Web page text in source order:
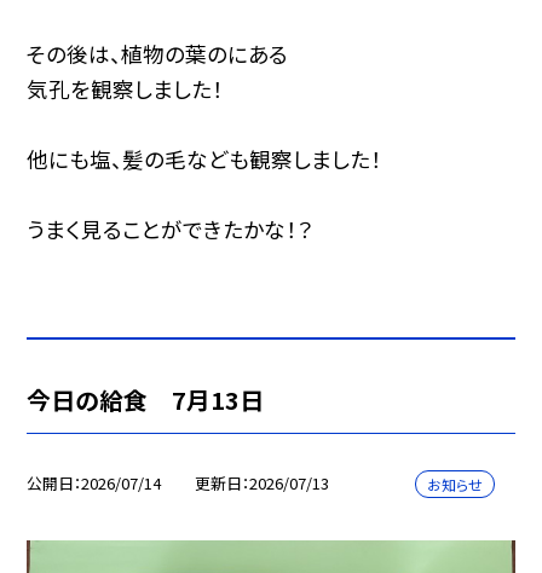
その後は、植物の葉のにある
気孔を観察しました！
他にも塩、髪の毛なども観察しました！
うまく見ることができたかな！？
今日の給食 7月13日
公開日 2026/07/14 更新日 2026/07/13 お知らせ